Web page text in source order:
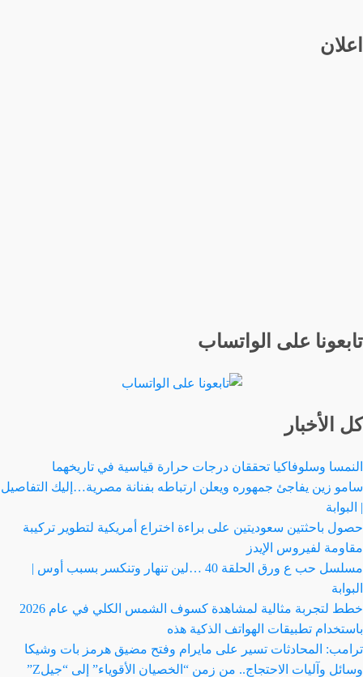
العربي،
التحديات
والفرص.
اعلان
تابعونا على الواتساب
كل الأخبار
النمسا وسلوفاكيا تحققان درجات حرارة قياسية في تاريخهما
سامو زين يفاجئ جمهوره ويعلن ارتباطه بفنانة مصرية…إليك التفاصيل
| البوابة
حصول باحثتين سعوديتين على براءة اختراع أمريكية لتطوير تركيبة
مقاومة لفيروس الإيدز
مسلسل حب ع ورق الحلقة 40 …لين تنهار وتنكسر بسبب أوس |
البوابة
خطط لتجربة مثالية لمشاهدة كسوف الشمس الكلي في عام 2026
باستخدام تطبيقات الهواتف الذكية هذه
ترامب: المحادثات تسير على مايرام وفتح مضيق هرمز بات وشيكا
وسائل وآليات الاحتجاج.. من زمن “الخصيان الأقوياء” إلى “جيلZ”